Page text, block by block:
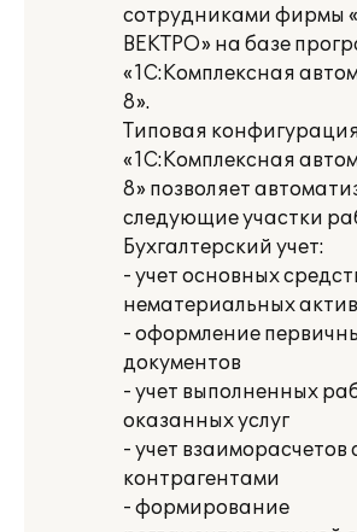
сотрудниками фирмы
ВЕКТРО» на базе
«1С:Комплексная
8».
Типовая
«1С:Комплексная
8» позволяет
следующие участки
Бухгалтерский учет:
- учет основных
нематериальных
- оформление
документов
- учет выполненных
оказанных услуг
- учет взаиморасчетов
контрагентами
- формирование